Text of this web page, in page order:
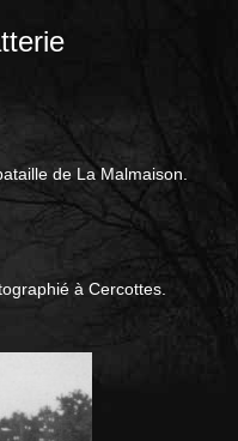
de La Malmaison.
à Cercottes.